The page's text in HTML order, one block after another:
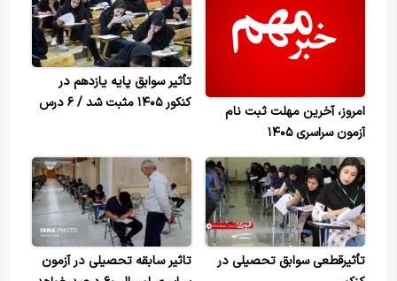
امروز، آخرین مهلت ثبت نام
آزمون سراسری ۱۴۰۵
تأثیر سوابق پایه یازدهم در
کنکور ۱۴۰۵ مثبت شد / ۶ درس
تأثیرقطعی سوابق تحصیلی در
تاثیر سابقه تحصیلی در آزمون